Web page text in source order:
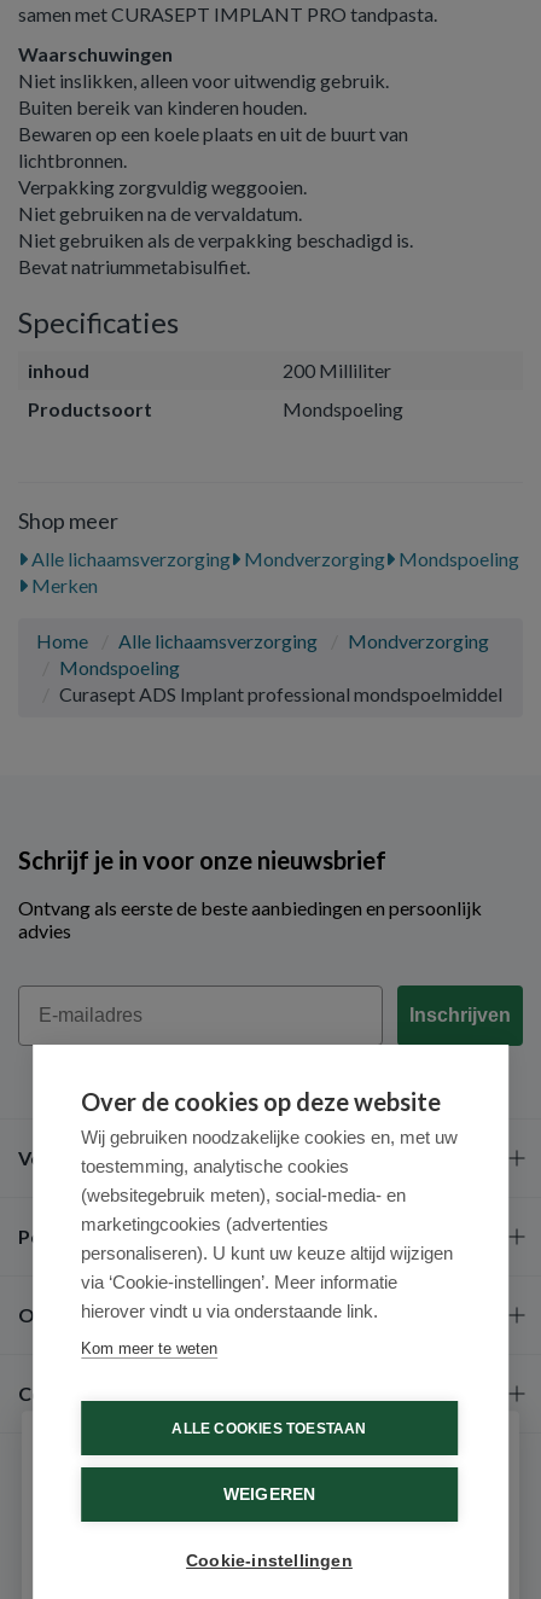
samen met CURASEPT IMPLANT PRO tandpasta.
Waarschuwingen
Niet inslikken, alleen voor uitwendig gebruik.
Buiten bereik van kinderen houden.
Bewaren op een koele plaats en uit de buurt van
lichtbronnen.
Verpakking zorgvuldig weggooien.
Niet gebruiken na de vervaldatum.
Niet gebruiken als de verpakking beschadigd is.
Bevat natriummetabisulfiet.
Specificaties
inhoud
200 Milliliter
Productsoort
Mondspoeling
Shop meer
Alle lichaamsverzorging Mondverzorging
Mondspoeling
Merken
Home Alle lichaamsverzorging
Mondverzorging
Mondspoeling
Curasept ADS Implant professional mondspoelmiddel
Schrijf je in voor onze nieuwsbrief
Ontvang als eerste de beste aanbiedingen en persoonlijk
advies
Email
Inschrijven
Veel gestelde vragen
Populaire merken
Over ons
Contact
9.6 / 10 (531 beoordelingen)
Over de cookies op deze website
Wij gebruiken noodzakelijke cookies en, met uw
toestemming, analytische cookies
(websitegebruik meten), social-media- en
marketingcookies (advertenties
personaliseren). U kunt uw keuze altijd wijzigen
via ‘Cookie-instellingen’. Meer informatie
hierover vindt u via onderstaande link.
Kom meer te weten
ALLE COOKIES TOESTAAN
WEIGEREN
Cookie-instellingen
Schrijf je in voor onze nieuwsbrief
Ontvang als eerste de beste aanbiedingen en persoonlijk
advies